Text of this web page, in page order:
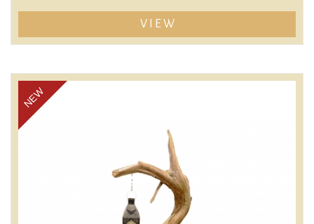
100%老柚木硬度高，穩定性夠，不易變形
此款家具限量生產，風格特殊，搭配簡單，充滿異國...
VIEW